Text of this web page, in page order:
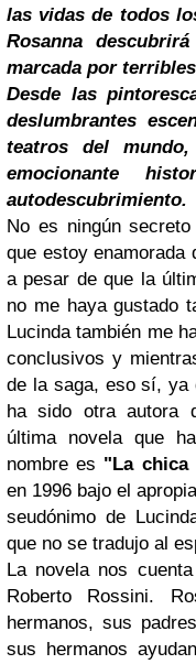
las vidas de todos
Rosanna
marcada por
Desde las
deslumbrantes
teatros del
emocionante
autodescubrimiento.
No es ningún
que estoy enamorada
a pesar de que la
no me haya gustado
Lucinda también me
conclusivos y
de la saga, eso sí, ya
ha sido otra autora
última novela que
nombre es "La chica
en 1996 bajo el
seudónimo de
que no se tradujo al
La novela nos
Roberto Rossini.
hermanos, sus
sus hermanos